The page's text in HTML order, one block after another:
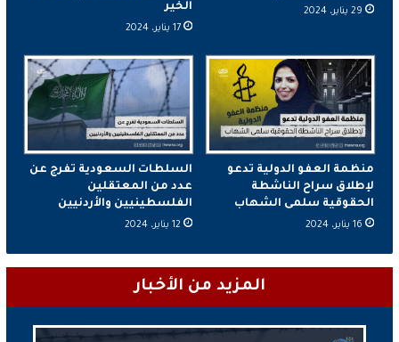
29 يناير، 2024
الخير
17 يناير، 2024
منظمة العفو الدولية تدعو
لإطلاق سراح الناشطة
الحقوقية سلمى الشهاب
16 يناير، 2024
السلطات السعودية تفرج عن
عدد من المعتقلين
الفلسطينيين والأردنيين
12 يناير، 2024
المزيد من الأخبار